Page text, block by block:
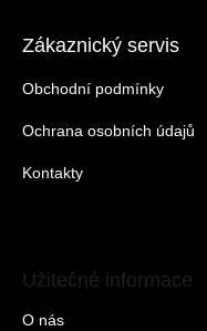
Zákaznický servis
Obchodní podmínky
Ochrana osobních údajů
Kontakty
Užitečné informace
O nás